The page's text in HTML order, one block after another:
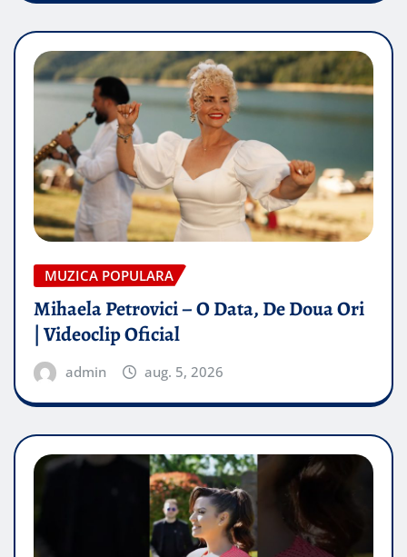
MUZICA POPULARA
Mihaela Petrovici – O Data, De Doua Ori
| Videoclip Oficial
admin aug. 5, 2026